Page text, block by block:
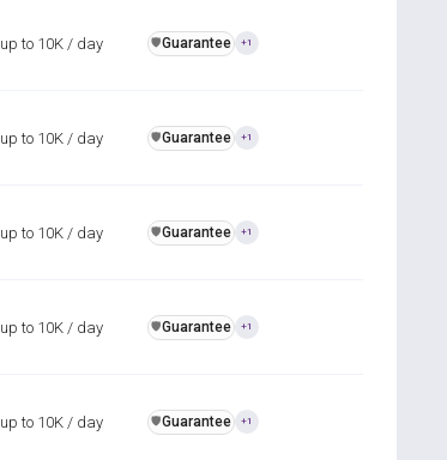
up to 10K / day ️🛡️Guarantee +1
up to 10K / day ️🛡️Guarantee +1
up to 10K / day ️🛡️Guarantee +1
up to 10K / day ️🛡️Guarantee +1
up to 10K / day ️🛡️Guarantee +1